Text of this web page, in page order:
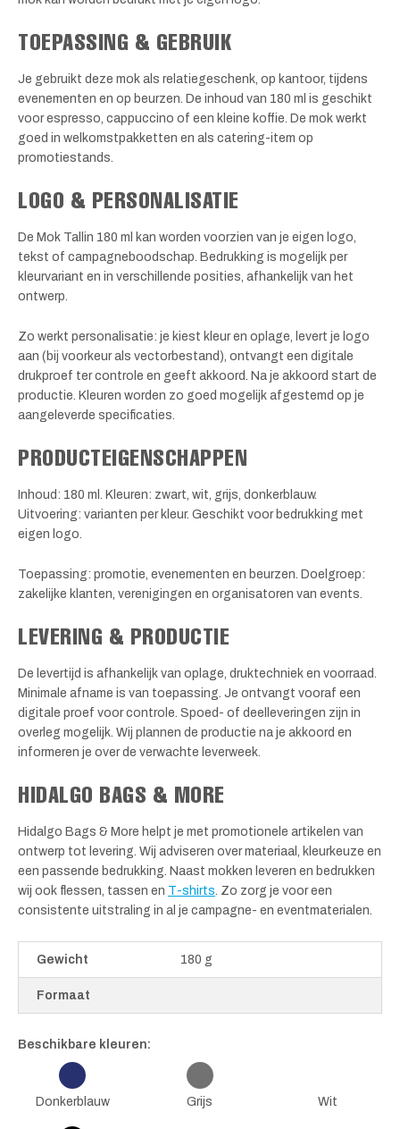
TOEPASSING & GEBRUIK
Je gebruikt deze mok als relatiegeschenk, op kantoor, tijdens
evenementen en op beurzen. De inhoud van 180 ml is geschikt
voor espresso, cappuccino of een kleine koffie. De mok werkt
goed in welkomstpakketten en als catering-item op
promotiestands.
LOGO & PERSONALISATIE
De Mok Tallin 180 ml kan worden voorzien van je eigen logo,
tekst of campagneboodschap. Bedrukking is mogelijk per
kleurvariant en in verschillende posities, afhankelijk van het
ontwerp.
Zo werkt personalisatie: je kiest kleur en oplage, levert je logo
aan (bij voorkeur als vectorbestand), ontvangt een digitale
drukproef ter controle en geeft akkoord. Na je akkoord start de
productie. Kleuren worden zo goed mogelijk afgestemd op je
aangeleverde specificaties.
PRODUCTEIGENSCHAPPEN
Inhoud: 180 ml. Kleuren: zwart, wit, grijs, donkerblauw.
Uitvoering: varianten per kleur. Geschikt voor bedrukking met
eigen logo.
Toepassing: promotie, evenementen en beurzen. Doelgroep:
zakelijke klanten, verenigingen en organisatoren van events.
LEVERING & PRODUCTIE
De levertijd is afhankelijk van oplage, druktechniek en voorraad.
Minimale afname is van toepassing. Je ontvangt vooraf een
digitale proef voor controle. Spoed- of deelleveringen zijn in
overleg mogelijk. Wij plannen de productie na je akkoord en
informeren je over de verwachte leverweek.
HIDALGO BAGS & MORE
Hidalgo Bags & More helpt je met promotionele artikelen van
ontwerp tot levering. Wij adviseren over materiaal, kleurkeuze en
een passende bedrukking. Naast mokken leveren en bedrukken
wij ook flessen, tassen en T-shirts. Zo zorg je voor een
consistente uitstraling in al je campagne- en eventmaterialen.
Gewicht 180 g
Formaat
Beschikbare kleuren:
Donkerblauw Grijs Wit